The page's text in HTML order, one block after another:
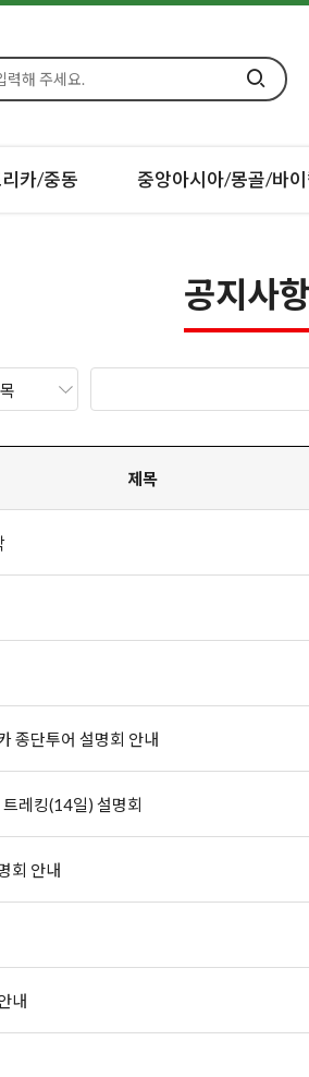
카/중동 중앙아시아/몽골/바
공지사항
제목
종단투어 설명회 안내
레킹(14일) 설명회
회 안내
내